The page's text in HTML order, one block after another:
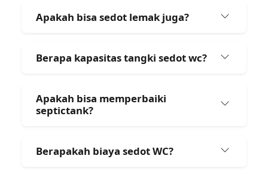
Apakah bisa sedot lemak juga?
Berapa kapasitas tangki sedot wc?
Apakah bisa memperbaiki
septictank?
Berapakah biaya sedot WC?